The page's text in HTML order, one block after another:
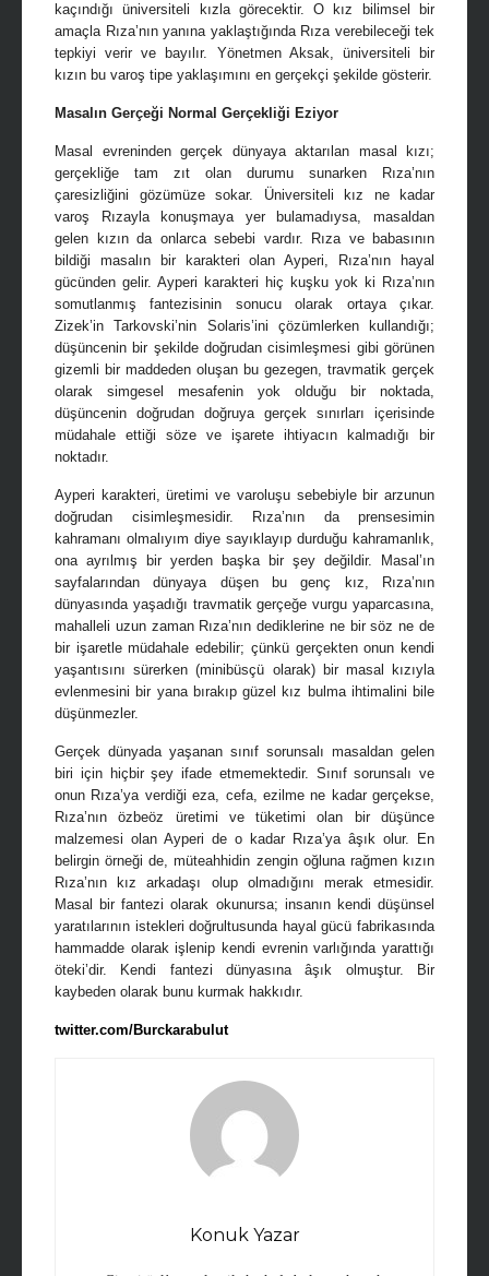
kaçındığı üniversiteli kızla görecektir. O kız bilimsel bir
amaçla Rıza’nın yanına yaklaştığında Rıza verebileceği tek
tepkiyi verir ve bayılır. Yönetmen Aksak, üniversiteli bir
kızın bu varoş tipe yaklaşımını en gerçekçi şekilde gösterir.
Masalın Gerçeği Normal Gerçekliği Eziyor
Masal evreninden gerçek dünyaya aktarılan masal kızı;
gerçekliğe tam zıt olan durumu sunarken Rıza’nın
çaresizliğini gözümüze sokar. Üniversiteli kız ne kadar
varoş Rızayla konuşmaya yer bulamadıysa, masaldan
gelen kızın da onlarca sebebi vardır. Rıza ve babasının
bildiği masalın bir karakteri olan Ayperi, Rıza’nın hayal
gücünden gelir. Ayperi karakteri hiç kuşku yok ki Rıza’nın
somutlanmış fantezisinin sonucu olarak ortaya çıkar.
Zizek’in Tarkovski’nin Solaris’ini çözümlerken kullandığı;
düşüncenin bir şekilde doğrudan cisimleşmesi gibi görünen
gizemli bir maddeden oluşan bu gezegen, travmatik gerçek
olarak simgesel mesafenin yok olduğu bir noktada,
düşüncenin doğrudan doğruya gerçek sınırları içerisinde
müdahale ettiği söze ve işarete ihtiyacın kalmadığı bir
noktadır.
Ayperi karakteri, üretimi ve varoluşu sebebiyle bir arzunun
doğrudan cisimleşmesidir. Rıza’nın da prensesimin
kahramanı olmalıyım diye sayıklayıp durduğu kahramanlık,
ona ayrılmış bir yerden başka bir şey değildir. Masal’ın
sayfalarından dünyaya düşen bu genç kız, Rıza’nın
dünyasında yaşadığı travmatik gerçeğe vurgu yaparcasına,
mahalleli uzun zaman Rıza’nın dediklerine ne bir söz ne de
bir işaretle müdahale edebilir; çünkü gerçekten onun kendi
yaşantısını sürerken (minibüsçü olarak) bir masal kızıyla
evlenmesini bir yana bırakıp güzel kız bulma ihtimalini bile
düşünmezler.
Gerçek dünyada yaşanan sınıf sorunsalı masaldan gelen
biri için hiçbir şey ifade etmemektedir. Sınıf sorunsalı ve
onun Rıza’ya verdiği eza, cefa, ezilme ne kadar gerçekse,
Rıza’nın özbeöz üretimi ve tüketimi olan bir düşünce
malzemesi olan Ayperi de o kadar Rıza’ya âşık olur. En
belirgin örneği de, müteahhidin zengin oğluna rağmen kızın
Rıza’nın kız arkadaşı olup olmadığını merak etmesidir.
Masal bir fantezi olarak okunursa; insanın kendi düşünsel
yaratılarının istekleri doğrultusunda hayal gücü fabrikasında
hammadde olarak işlenip kendi evrenin varlığında yarattığı
öteki’dir. Kendi fantezi dünyasına âşık olmuştur. Bir
kaybeden olarak bunu kurmak hakkıdır.
twitter.com/Burckarabulut
Konuk Yazar